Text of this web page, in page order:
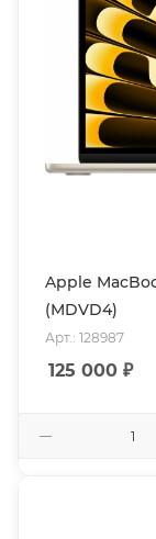
Apple
(MDVD4)
Арт.: 128987
125 000 ₽